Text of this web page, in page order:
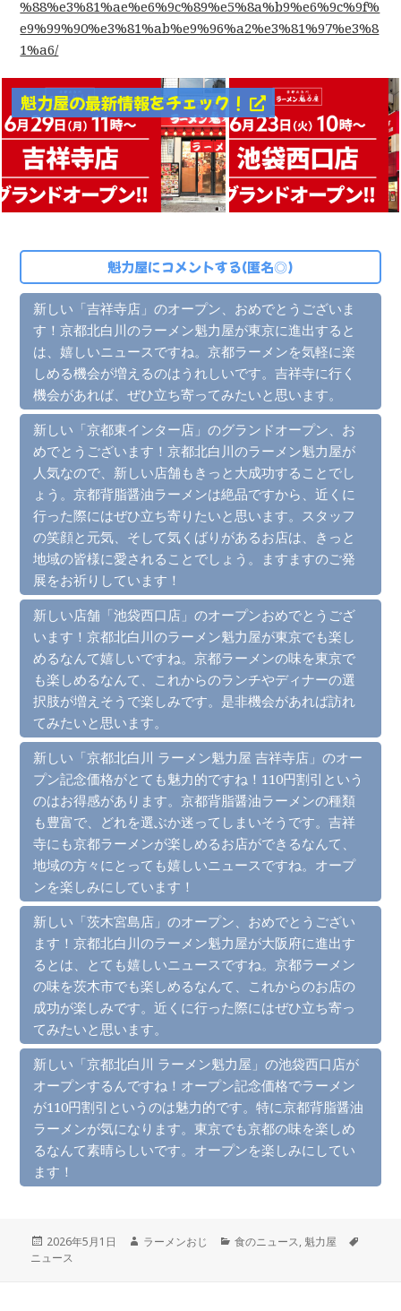
%88%e3%81%ae%e6%9c%89%e5%8a%b9%e6%9c%9f%
e9%99%90%e3%81%ab%e9%96%a2%e3%81%97%e3%8
1%a6/
魁力屋の最新情報をチェック！
魁力屋にコメントする(匿名◎)
新しい「吉祥寺店」のオープン、おめでとうございま
す！京都北白川のラーメン魁力屋が東京に進出すると
は、嬉しいニュースですね。京都ラーメンを気軽に楽
しめる機会が増えるのはうれしいです。吉祥寺に行く
機会があれば、ぜひ立ち寄ってみたいと思います。
新しい「京都東インター店」のグランドオープン、お
めでとうございます！京都北白川のラーメン魁力屋が
人気なので、新しい店舗もきっと大成功することでし
ょう。京都背脂醤油ラーメンは絶品ですから、近くに
行った際にはぜひ立ち寄りたいと思います。スタッフ
の笑顔と元気、そして気くばりがあるお店は、きっと
地域の皆様に愛されることでしょう。ますますのご発
展をお祈りしています！
新しい店舗「池袋西口店」のオープンおめでとうござ
います！京都北白川のラーメン魁力屋が東京でも楽し
めるなんて嬉しいですね。京都ラーメンの味を東京で
も楽しめるなんて、これからのランチやディナーの選
択肢が増えそうで楽しみです。是非機会があれば訪れ
てみたいと思います。
新しい「京都北白川 ラーメン魁力屋 吉祥寺店」のオー
プン記念価格がとても魅力的ですね！110円割引という
のはお得感があります。京都背脂醤油ラーメンの種類
も豊富で、どれを選ぶか迷ってしまいそうです。吉祥
寺にも京都ラーメンが楽しめるお店ができるなんて、
地域の方々にとっても嬉しいニュースですね。オープ
ンを楽しみにしています！
新しい「茨木宮島店」のオープン、おめでとうござい
ます！京都北白川のラーメン魁力屋が大阪府に進出す
るとは、とても嬉しいニュースですね。京都ラーメン
の味を茨木市でも楽しめるなんて、これからのお店の
成功が楽しみです。近くに行った際にはぜひ立ち寄っ
てみたいと思います。
新しい「京都北白川 ラーメン魁力屋」の池袋西口店が
オープンするんですね！オープン記念価格でラーメン
が110円割引というのは魅力的です。特に京都背脂醤油
ラーメンが気になります。東京でも京都の味を楽しめ
るなんて素晴らしいです。オープンを楽しみにしてい
ます！
投
稿
2026年5月1日
作
ラーメンおじ
カ
食のニュース, 魁力屋
ニュース